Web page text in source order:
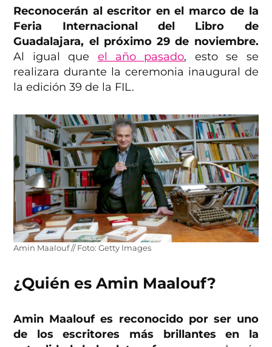
Reconocerán al escritor en el marco de la
Feria Internacional del Libro de
Guadalajara, el próximo 29 de noviembre.
Al igual que el año pasado, esto se se
realizara durante la ceremonia inaugural de
la edición 39 de la FIL.
Amin Maalouf // Foto: Getty Images
¿Quién es Amin Maalouf?
Amin Maalouf es reconocido por ser uno
de los escritores más brillantes en la